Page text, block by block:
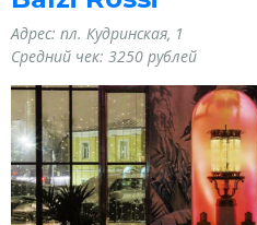
Адрес: пл. Кудринская, 1
Средний чек: 3250 рублей